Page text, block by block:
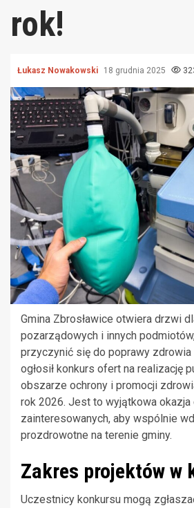
rok!
Łukasz Nowakowski 18 grudnia 2025
Gmina Zbrosławice otwiera drzwi
pozarządowych i innych
przyczynić się do poprawy
ogłosił konkurs ofert na realizację
obszarze ochrony i promocji
rok 2026. Jest to wyjątkowa okazja
zainteresowanych, aby wspólnie
prozdrowotne na terenie gminy.
Zakres projektów w
Uczestnicy konkursu mogą